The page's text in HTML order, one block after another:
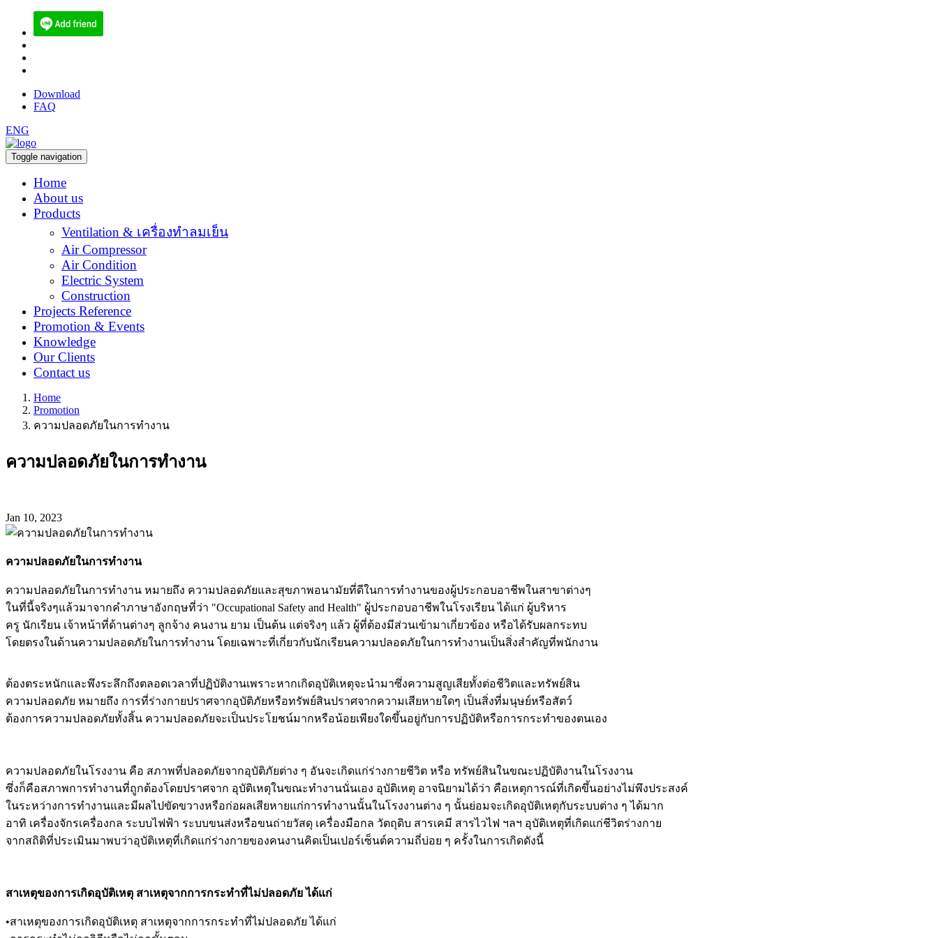
Download
FAQ
ENG
Toggle navigation
Home
About us
Products
Ventilation & เครื่องทำลมเย็น
Air Compressor
Air Condition
Electric System
Construction
Projects Reference
Promotion & Events
Knowledge
Our Clients
Contact us
Home
Promotion
ความปลอดภัยในการทำงาน
ความปลอดภัยในการทำงาน
Jan 10, 2023
ความปลอดภัยในการทำงาน
ความปลอดภัยในการทำงาน หมายถึง ความปลอดภัยและสุขภาพอนามัยที่ดีในการทำงานของผู้ประกอบอาชีพในสาขาต่างๆ
ในที่นี้จริงๆแล้วมาจากคำภาษาอังกฤษที่ว่า "Occupational Safety and Health" ผู้ประกอบอาชีพในโรงเรียน ได้แก่ ผู้บริหาร
ครู นักเรียน เจ้าหน้าที่ด้านต่างๆ ลูกจ้าง คนงาน ยาม เป็นต้น แต่จริงๆ แล้ว ผู้ที่ต้องมีส่วนเข้ามาเกี่ยวข้อง หรือได้รับผลกระทบ
โดยตรงในด้านความปลอดภัยในการทำงาน โดยเฉพาะที่เกี่ยวกับนักเรียนความปลอดภัยในการทำงานเป็นสิ่งสำคัญที่พนักงาน
ต้องตระหนักและพึงระลึกถึงตลอดเวลาที่ปฏิบัติงานเพราะหากเกิดอุบัติเหตุจะนำมาซึ่งความสูญเสียทั้งต่อชีวิตและทรัพย์สิน
ความปลอดภัย หมายถึง การที่ร่างกายปราศจากอุบัติภัยหรือทรัพย์สินปราศจากความเสียหายใดๆ เป็นสิ่งที่มนุษย์หรือสัตว์
ต้องการความปลอดภัยทั้งสิ้น ความปลอดภัยจะเป็นประโยชน์มากหรือน้อยเพียงใดขึ้นอยู่กับการปฏิบัติหรือการกระทําของตนเอง
ความปลอดภัยในโรงงาน คือ สภาพที่ปลอดภัยจากอุบัติภัยต่าง ๆ อันจะเกิดแก่ร่างกายชีวิต หรือ ทรัพย์สินในขณะปฏิบัติงานในโรงงาน
ซึ่งก็คือสภาพการทํางานที่ถูกต้องโดยปราศจาก อุบัติเหตุในขณะทํางานนั่นเอง อุบัติเหตุ อาจนิยามได้ว่า คือเหตุการณ์ที่เกิดขึ้นอย่างไม่พึงประสงค์
ในระหว่างการทํางานและมีผลไปขัดขวางหรือก่อผลเสียหายแก่การทํางานนั้นในโรงงานต่าง ๆ นั้นย่อมจะเกิดอุบัติเหตุกับระบบต่าง ๆ ได้มาก
อาทิ เครื่องจักรเครื่องกล ระบบไฟฟ้า ระบบขนส่งหรือขนถ่ายวัสดุ เครื่องมือกล วัตถุดิบ สารเคมี สารไวไฟ ฯลฯ อุบัติเหตุที่เกิดแก่ชีวิตร่างกาย
จากสถิติที่ประเมินมาพบว่าอุบัติเหตุที่เกิดแก่ร่างกายของคนงานคิดเป็นเปอร์เซ็นต์ความถี่บ่อย ๆ ครั้งในการเกิดดังนี้
สาเหตุของการเกิดอุบัติเหตุ สาเหตุจากการกระทําที่ไม่ปลอดภัย ได้แก่
•สาเหตุของการเกิดอุบัติเหตุ สาเหตุจากการกระทําที่ไม่ปลอดภัย ได้แก่